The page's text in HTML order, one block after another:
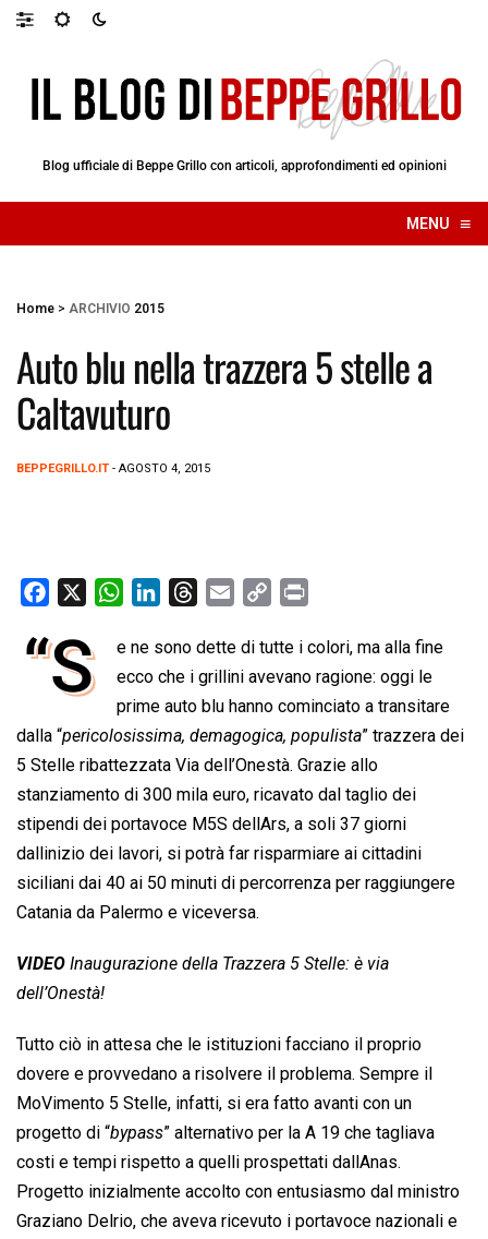
Blog ufficiale di Beppe Grillo con articoli, approfondimenti ed opinioni
MENU ≡
☰
Home > ARCHIVIO 2015
Auto blu nella trazzera 5 stelle a
Caltavuturo
BEPPEGRILLO.IT - AGOSTO 4, 2015
c
e
o
o
k
W
a
t
s
A
p
p
n
k
e
d
I
n
r
e
a
d
s
a
i
l
p
y
L
i
n
k
i
n
t
“S
e ne sono dette di tutte i colori, ma alla fine
ecco che i grillini avevano ragione: oggi le
prime auto blu hanno cominciato a transitare
dalla “pericolosissima, demagogica, populista” trazzera dei
5 Stelle ribattezzata Via dell’Onestà. Grazie allo
stanziamento di 300 mila euro, ricavato dal taglio dei
stipendi dei portavoce M5S dellArs, a soli 37 giorni
dallinizio dei lavori, si potrà far risparmiare ai cittadini
siciliani dai 40 ai 50 minuti di percorrenza per raggiungere
Catania da Palermo e viceversa.
VIDEO Inaugurazione della Trazzera 5 Stelle: è via
dell’Onestà!
Tutto ciò in attesa che le istituzioni facciano il proprio
dovere e provvedano a risolvere il problema. Sempre il
MoVimento 5 Stelle, infatti, si era fatto avanti con un
progetto di “bypass” alternativo per la A 19 che tagliava
costi e tempi rispetto a quelli prospettati dallAnas.
Progetto inizialmente accolto con entusiasmo dal ministro
Graziano Delrio, che aveva ricevuto i portavoce nazionali e